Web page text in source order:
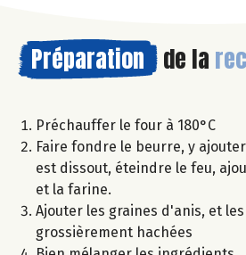
Préparation de la
Préchauffer le four à 180°C
Faire fondre le beurre, y
est dissout, éteindre le feu,
et la farine.
Ajouter les graines d'anis, et
grossièrement hachées